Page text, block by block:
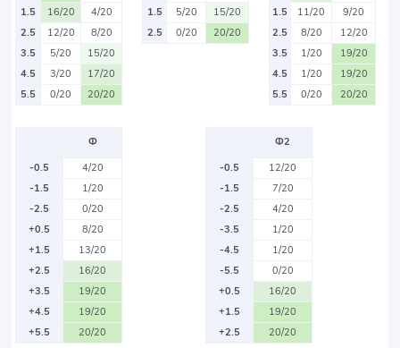
1.5
16/20
4/20
2.5
12/20
8/20
3.5
5/20
15/20
4.5
3/20
17/20
5.5
0/20 20/20
1.5
5/20
15/20
2.5
0/20 20/20
1.5
11/20
9/20
2.5
8/20
12/20
3.5
1/20
19/20
4.5
1/20
19/20
5.5
0/20 20/20
Ф
-0.5
4/20
-1.5
1/20
-2.5
0/20
+0.5
8/20
+1.5
13/20
+2.5
16/20
+3.5
19/20
+4.5
19/20
+5.5
20/20
Ф2
-0.5
12/20
-1.5
7/20
-2.5
4/20
-3.5
1/20
-4.5
1/20
-5.5
0/20
+0.5
16/20
+1.5
19/20
+2.5
20/20